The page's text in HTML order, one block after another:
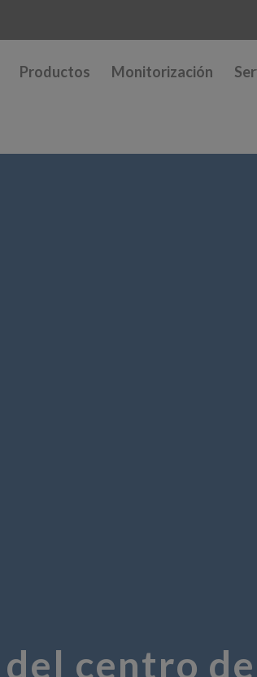
Productos Monitorización
centro